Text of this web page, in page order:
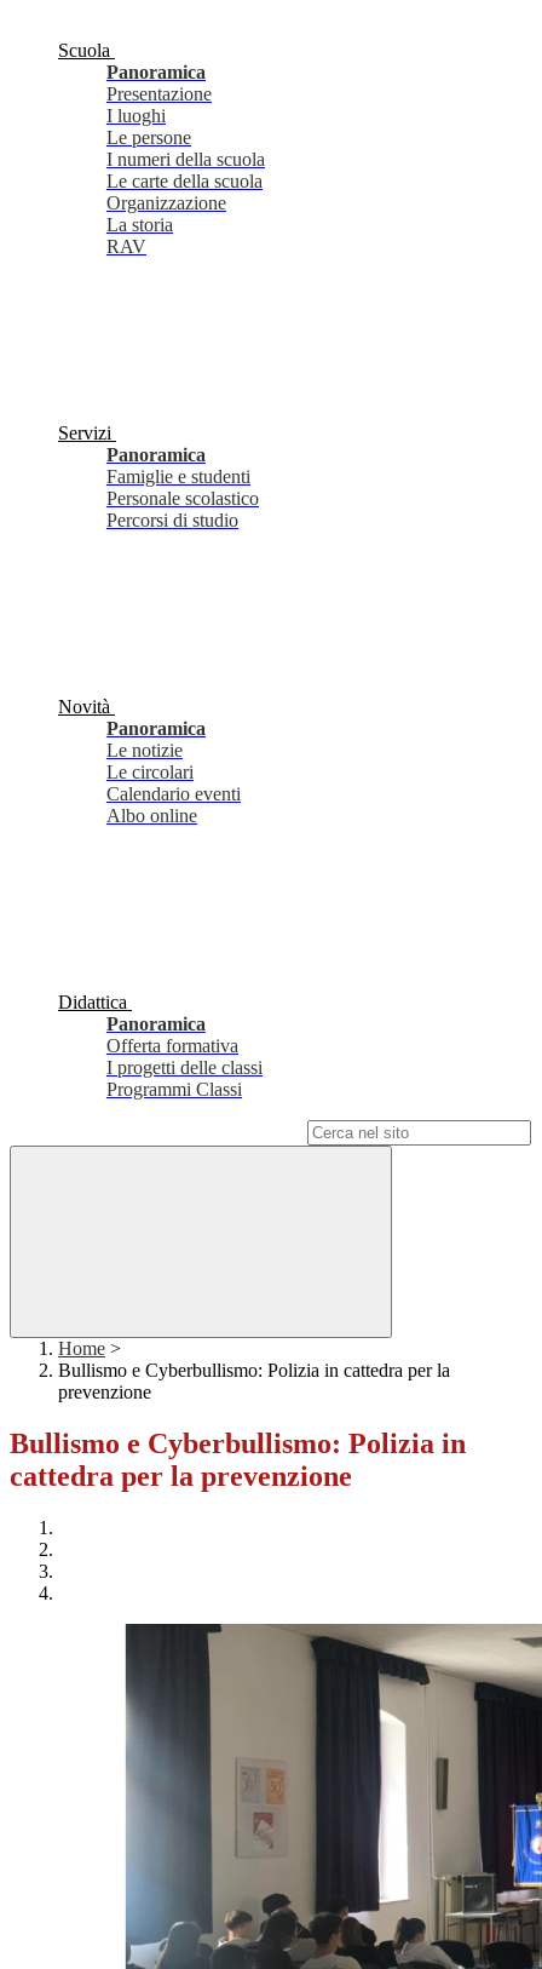
Scuola
Panoramica
Presentazione
I luoghi
Le persone
I numeri della scuola
Le carte della scuola
Organizzazione
La storia
RAV
Servizi
Panoramica
Famiglie e studenti
Personale scolastico
Percorsi di studio
Novità
Panoramica
Le notizie
Le circolari
Calendario eventi
Albo online
Didattica
Panoramica
Offerta formativa
I progetti delle classi
Programmi Classi
Home >
Bullismo e Cyberbullismo: Polizia in cattedra per la
prevenzione
Bullismo e Cyberbullismo: Polizia in
cattedra per la prevenzione